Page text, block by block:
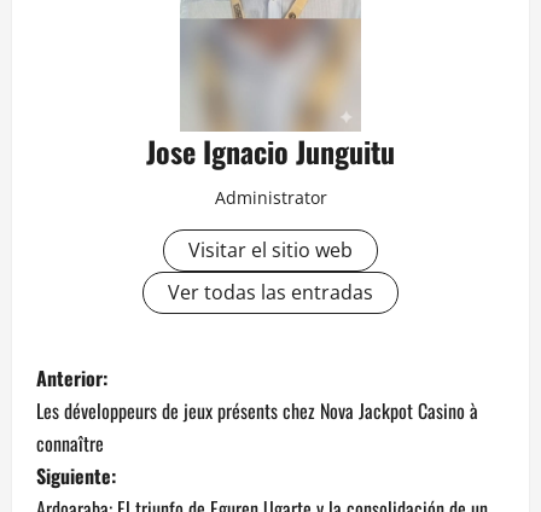
Jose Ignacio Junguitu
Administrator
Visitar el sitio web
Ver todas las entradas
N
a
v
Anterior:
Les développeurs de jeux présents chez Nova Jackpot Casino à
connaître
Siguiente: